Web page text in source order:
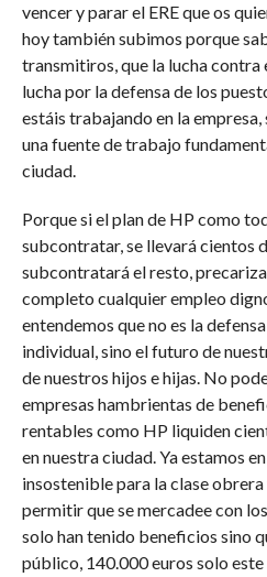
vencer y parar el ERE que os
hoy también subimos porque
transmitiros, que la lucha contra
lucha por la defensa de los
estáis trabajando en la empresa,
una fuente de trabajo
ciudad.
Porque si el plan de HP como
subcontratar, se llevará cientos
subcontratará el resto,
completo cualquier empleo
entendemos que no es la
individual, sino el futuro de
de nuestros hijos e hijas. No
empresas hambrientas de
rentables como HP liquiden
en nuestra ciudad. Ya estamos
insostenible para la clase
permitir que se mercadee con
solo han tenido beneficios sino
público, 140.000 euros solo este